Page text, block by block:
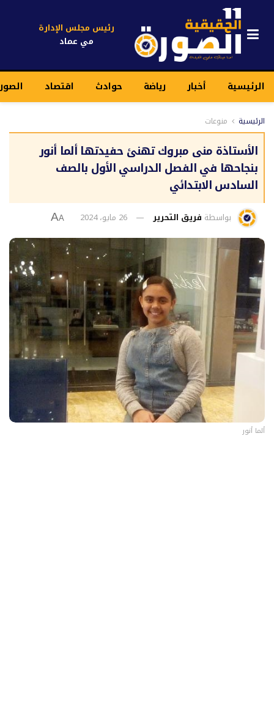
رئيس مجلس الإدارة
مي عماد
الرئيسية أخبار رياضة حوادث اقتصاد
الرئيسية منوعات
الأستاذة منى مبروك تهنئ حفيدتها ألما أنور
بنجاحها في الفصل الدراسي الأول بالصف
السادس الابتدائي
بواسطة فريق التحرير 26 مايو، 2024 A
A
ألما أنور